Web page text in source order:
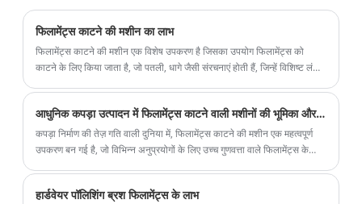
फिलामेंट्स काटने की मशीन का लाभ
फिलामेंट्स काटने की मशीन एक विशेष उपकरण है जिसका उपयोग फिलामेंट्स को
काटने के लिए किया जाता है, जो पतली, धागे जैसी संरचनाएं होती हैं, जिन्हें विशिष्ट लंबाई
आधुनिक कपड़ा उत्पादन में फिलामेंट्स काटने वाली मशीनों की भूमिका और प्रगति
कपड़ा निर्माण की तेज़ गति वाली दुनिया में, फिलामेंट्स काटने की मशीन एक महत्वपूर्ण
उपकरण बन गई है, जो विभिन्न अनुप्रयोगों के लिए उच्च गुणवत्ता वाले फिलामेंट्स के
हार्डवेयर पॉलिशिंग ब्रश फिलामेंट्स के लाभ